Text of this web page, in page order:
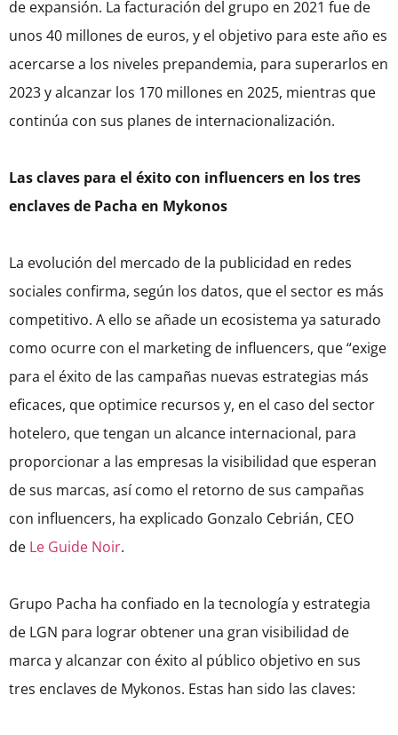
de expansión. La facturación del grupo en 2021 fue de
unos 40 millones de euros, y el objetivo para este año es
acercarse a los niveles prepandemia, para superarlos en
2023 y alcanzar los 170 millones en 2025, mientras que
continúa con sus planes de internacionalización.
Las claves para el éxito con influencers en los tres
enclaves de Pacha en Mykonos
La evolución del mercado de la publicidad en redes
sociales confirma, según los datos, que el sector es más
competitivo. A ello se añade un ecosistema ya saturado
como ocurre con el marketing de influencers, que “exige
para el éxito de las campañas nuevas estrategias más
eficaces, que optimice recursos y, en el caso del sector
hotelero, que tengan un alcance internacional, para
proporcionar a las empresas la visibilidad que esperan
de sus marcas, así como el retorno de sus campañas
con influencers, ha explicado Gonzalo Cebrián, CEO
de Le Guide Noir.
Grupo Pacha ha confiado en la tecnología y estrategia
de LGN para lograr obtener una gran visibilidad de
marca y alcanzar con éxito al público objetivo en sus
tres enclaves de Mykonos. Estas han sido las claves: